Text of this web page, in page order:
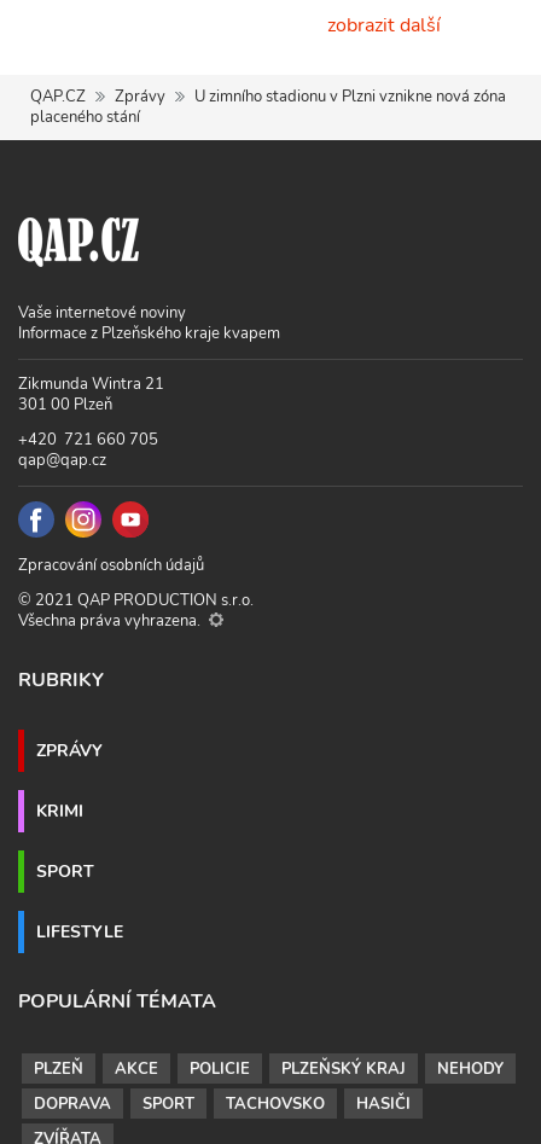
zobrazit další
QAP.CZ Zprávy
U zimního stadionu v Plzni vznikne nová zóna
placeného stání
Vaše internetové noviny
Informace z Plzeňského kraje kvapem
Zikmunda Wintra 21
301 00 Plzeň
+420 721 660 705
qap@qap.cz
Zpracování osobních údajů
© 2021 QAP PRODUCTION s.r.o.
Všechna práva vyhrazena.
RUBRIKY
ZPRÁVY
KRIMI
SPORT
LIFESTYLE
POPULÁRNÍ TÉMATA
PLZEŇ AKCE POLICIE PLZEŇSKÝ KRAJ
NEHODY
DOPRAVA
SPORT TACHOVSKO
HASIČI
ZVÍŘATA